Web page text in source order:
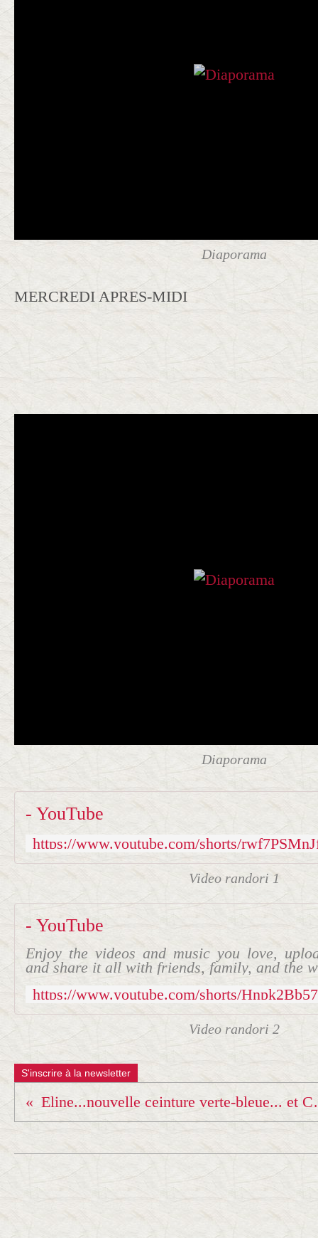
Diaporama
MERCREDI APRES-MIDI
Diaporama
- YouTube
Video randori 1
- YouTube
Enjoy the videos and music you love,
and share it all with friends, family, and the
Video randori 2
S'inscrire à la newsletter